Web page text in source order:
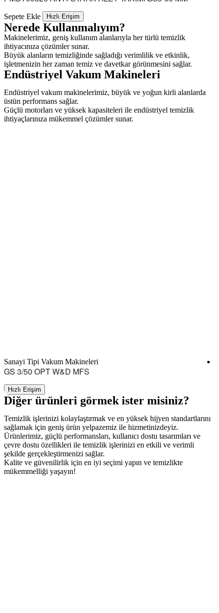
Sepete Ekle Hızlı Erişim
Nerede Kullanmalıyım?
Makinelerimiz, geniş kullanım alanlarıyla her türlü temizlik
ihtiyacınıza çözümler sunar.
Büyük alanların temizliğinde sağladığı verimlilik ve etkinlik,
işletmenizin her zaman temiz ve davetkar görünmesini sağlar.
Endüstriyel Vakum Makineleri
Endüstriyel vakum makinelerimiz, büyük ve yoğun kirli alanlarda
üstün performans sağlar.
Güçlü motorları ve yüksek kapasiteleri ile endüstriyel temizlik
ihtiyaçlarınıza mükemmel çözümler sunar.
Sanayi Tipi Vakum Makineleri
GS 3/50 OPT W&D MFS
Hızlı Erişim
Diğer ürünleri görmek ister misiniz?
Temizlik işlerinizi kolaylaştırmak ve en yüksek hijyen standartlarını
sağlamak için geniş ürün yelpazemiz ile hizmetinizdeyiz.
Ürünlerimiz, güçlü performansları, kullanıcı dostu tasarımları ve
çevre dostu özellikleri ile temizlik işlerinizi en etkili ve verimli
şekilde gerçekleştirmenizi sağlar.
Kalite ve güvenilirlik için en iyi seçimi yapın ve temizlikte
mükemmelliği yaşayın!